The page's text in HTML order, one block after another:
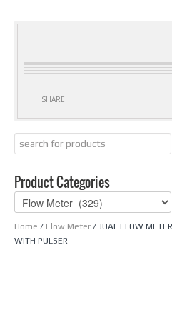
Home / Flow Meter / JUAL FLOW
WITH PULSER
SHARE
Product Categories